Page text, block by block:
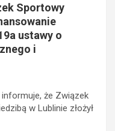
Sportowy
ustawy o
i
że Związek
w Lublinie złożył